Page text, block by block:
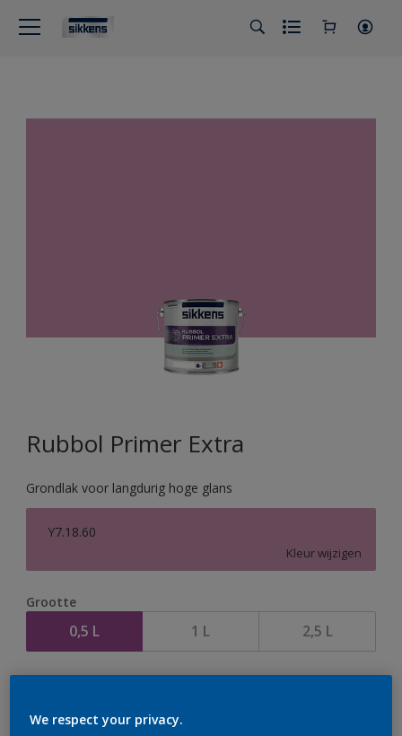
Rubbol Primer Extra
Grondlak voor langdurig hoge glans
Y7.18.60
Kleur wijzigen
Grootte
0,5 L 1 L 2,5 L
We respect your privacy.